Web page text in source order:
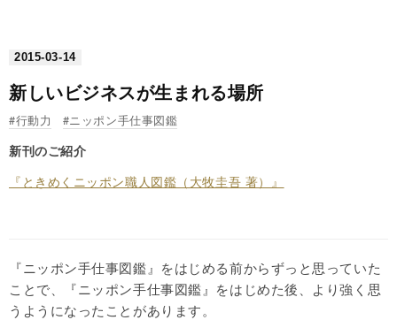
2015-03-14
新しいビジネスが生まれる場所
行動力 ニッポン手仕事図鑑
新刊のご紹介
『ときめくニッポン職人図鑑（大牧圭吾 著）』
『ニッポン手仕事図鑑』をはじめる前からずっと思っていた
ことで、『ニッポン手仕事図鑑』をはじめた後、より強く思
うようになったことがあります。